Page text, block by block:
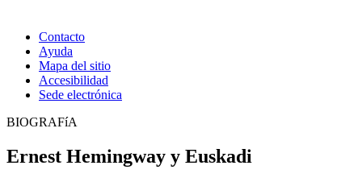
Contacto
Ayuda
Mapa del sitio
Accesibilidad
Sede electrónica
BIOGRAFíA
Ernest Hemingway y Euskadi